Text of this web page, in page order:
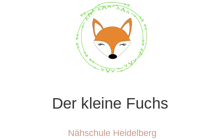
Der kleine Fuchs
Nähschule Heidelberg